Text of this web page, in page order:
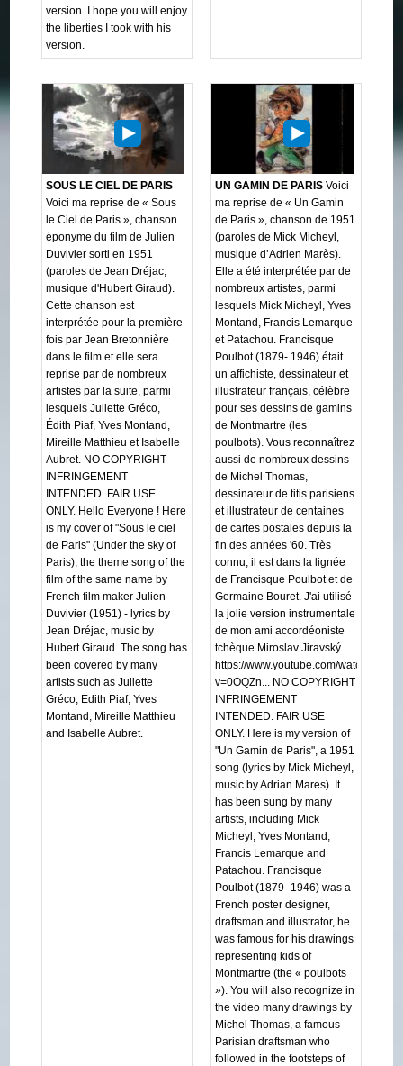
version. I hope you will enjoy
the liberties I took with his
version.
SOUS LE CIEL DE PARIS
Voici ma reprise de « Sous
le Ciel de Paris », chanson
éponyme du film de Julien
Duvivier sorti en 1951
(paroles de Jean Dréjac,
musique d'Hubert Giraud).
Cette chanson est
interprétée pour la première
fois par Jean Bretonnière
dans le film et elle sera
reprise par de nombreux
artistes par la suite, parmi
lesquels Juliette Gréco,
Édith Piaf, Yves Montand,
Mireille Matthieu et Isabelle
Aubret. NO COPYRIGHT
INFRINGEMENT
INTENDED. FAIR USE
ONLY. Hello Everyone ! Here
is my cover of "Sous le ciel
de Paris" (Under the sky of
Paris), the theme song of the
film of the same name by
French film maker Julien
Duvivier (1951) - lyrics by
Jean Dréjac, music by
Hubert Giraud. The song has
been covered by many
artists such as Juliette
Gréco, Edith Piaf, Yves
Montand, Mireille Matthieu
and Isabelle Aubret.
UN GAMIN DE PARIS Voici
ma reprise de « Un Gamin
de Paris », chanson de 1951
(paroles de Mick Micheyl,
musique d’Adrien Marès).
Elle a été interprétée par de
nombreux artistes, parmi
lesquels Mick Micheyl, Yves
Montand, Francis Lemarque
et Patachou. Francisque
Poulbot (1879- 1946) était
un affichiste, dessinateur et
illustrateur français, célèbre
pour ses dessins de gamins
de Montmartre (les
poulbots). Vous reconnaîtrez
aussi de nombreux dessins
de Michel Thomas,
dessinateur de titis parisiens
et illustrateur de centaines
de cartes postales depuis la
fin des années '60. Très
connu, il est dans la lignée
de Francisque Poulbot et de
Germaine Bouret. J'ai utilisé
la jolie version instrumentale
de mon ami accordéoniste
tchèque Miroslav Jiravský
https://www.youtube.com/watch?
v=0OQZn... NO COPYRIGHT
INFRINGEMENT
INTENDED. FAIR USE
ONLY. Here is my version of
"Un Gamin de Paris", a 1951
song (lyrics by Mick Micheyl,
music by Adrian Mares). It
has been sung by many
artists, including Mick
Micheyl, Yves Montand,
Francis Lemarque and
Patachou. Francisque
Poulbot (1879- 1946) was a
French poster designer,
draftsman and illustrator, he
was famous for his drawings
representing kids of
Montmartre (the « poulbots
»). You will also recognize in
the video many drawings by
Michel Thomas, a famous
Parisian draftsman who
followed in the footsteps of